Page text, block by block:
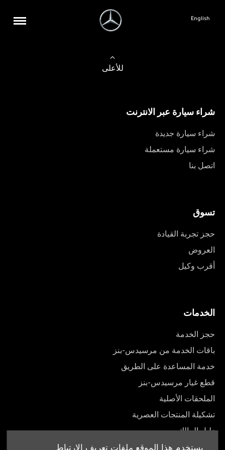
يستخدم هذا الموقع ملفات تعريف الارتباط
English
للأعلى
شراء سيارة عبر الانترنت
شراء سيارة جديدة
شراء سيارة مستعملة
اتصل بنا
تسوق
حجز تجربة القيادة
العروض
أقرب وكيل
الخدمات
حجز الخدمة
باقات الخدمة من مرسيدس-بنز
خدمة المساعدة على الطريق
قطع غيار مرسيدس-بنز
الملحقات الأصلية
تشكيلة المنتجات العصرية
دليل المالك